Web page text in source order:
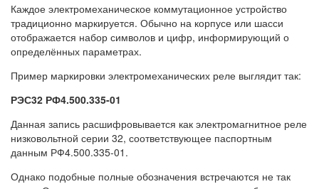
Каждое электромеханическое коммутационное устройство
традиционно маркируется. Обычно на корпусе или шасси
отображается набор символов и цифр, информирующий о
определённых параметрах.
Пример маркировки электромеханических реле выглядит так:
РЭС32 РФ4.500.335-01
Данная запись расшифровывается как электромагнитное реле
низковольтной серии 32, соответствующее паспортным
данным РФ4.500.335-01.
Однако подобные полные обозначения встречаются не так